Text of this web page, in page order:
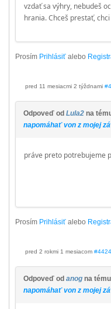
vzdať sa výhry, nebudeš
hrania. Chceš prestať,
Prosím Prihlásiť alebo
pred 11 mesiacmi 2 týždnami
Odpoveď od Lula2 na
napomáhať von z mojej
práve preto potrebujeme
Prosím Prihlásiť alebo
pred 2 rokmi 1 mesiacom #4424
Odpoveď od anog na tému
napomáhať von z mojej